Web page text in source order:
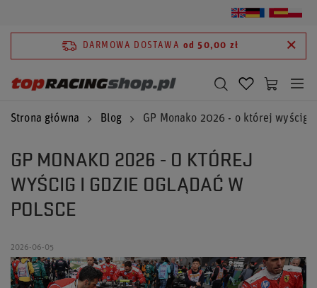
DARMOWA DOSTAWA od 50,00 zł
Strona główna Blog GP Monako 2026 - o której wyścig
GP MONAKO 2026 - O KTÓREJ
WYŚCIG I GDZIE OGLĄDAĆ W
POLSCE
2026-06-05